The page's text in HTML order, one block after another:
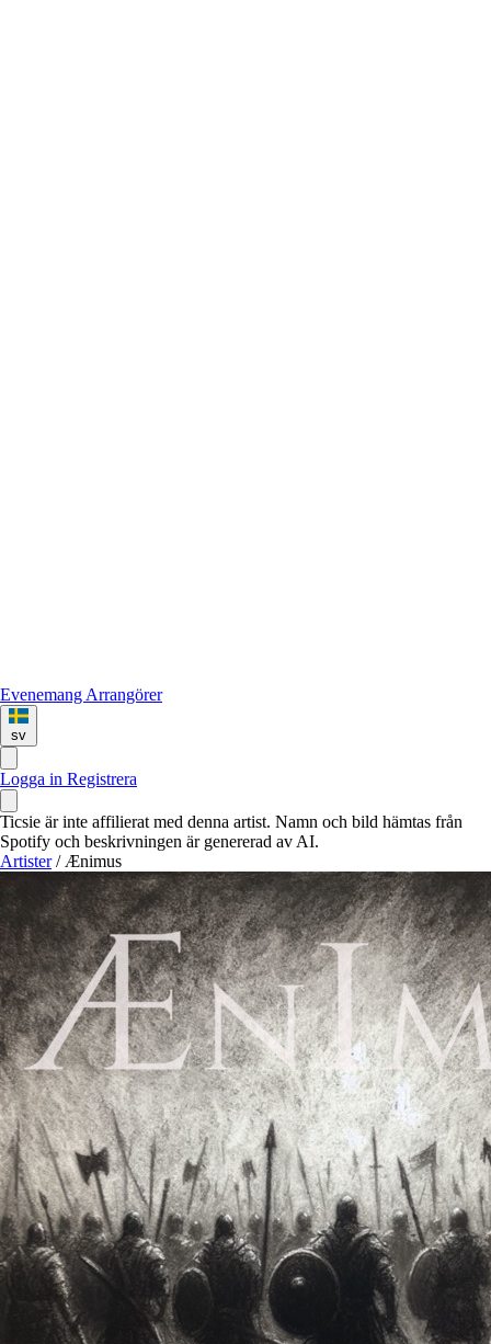
Evenemang Arrangörer
sv
Logga in Registrera
Ticsie är inte affilierat med denna artist. Namn och bild hämtas från
Spotify och beskrivningen är genererad av AI.
Artister / Ænimus